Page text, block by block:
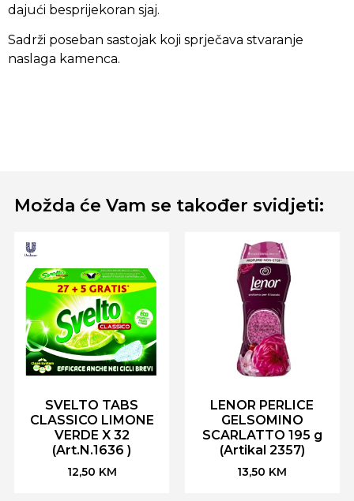
dajući besprijekoran sjaj.
Sadrži poseban sastojak koji sprječava stvaranje
naslaga kamenca.
Možda će Vam se također svidjeti:
SVELTO TABS
CLASSICO LIMONE
VERDE X 32
(Art.N.1636 )
12,50 KM
LENOR PERLICE
GELSOMINO
SCARLATTO 195 g
(Artikal 2357)
13,50 KM